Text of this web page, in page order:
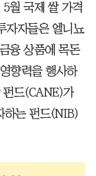
월 국제 쌀 가격
자자들은 엘니뇨
융 상품에 목돈
향력을 행사하
펀드(CANE)가
하는 펀드(NIB)